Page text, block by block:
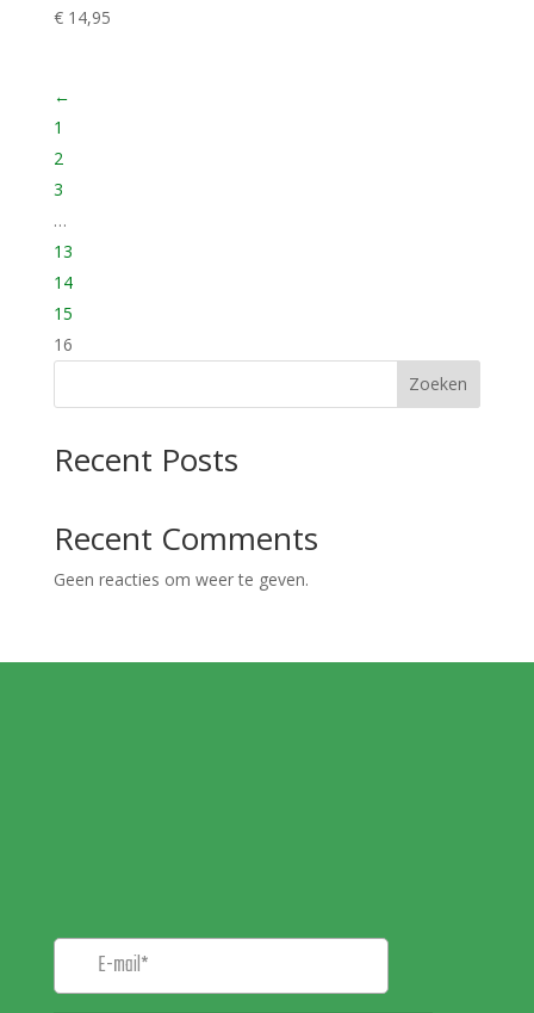
€14,95
←
1
2
3
…
13
14
15
16
Zoeken
Recent Posts
Recent Comments
Geen reacties om weer te geven.